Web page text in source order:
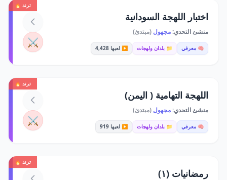
ترند 🔥
اختبار اللهجة السودانية
منشئ التحدي:مجهول (مبتدئ)
🧠 معرفي 📁 بلدان ولهجات ▶️ لعبها 4,428 ⚔️
ترند 🔥
اللهجة التهامية ( اليمن)
منشئ التحدي:مجهول (مبتدئ)
🧠 معرفي 📁 بلدان ولهجات ▶️ لعبها 919 ⚔️
ترند 🔥
رمضانيات (١)